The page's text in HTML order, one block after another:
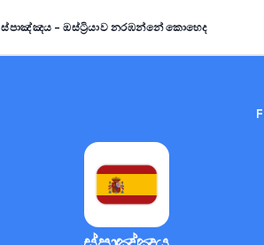
ස්පාඤ්ඤය – ඔස්ට්‍රියාව නරඹන්නේ කොහෙද